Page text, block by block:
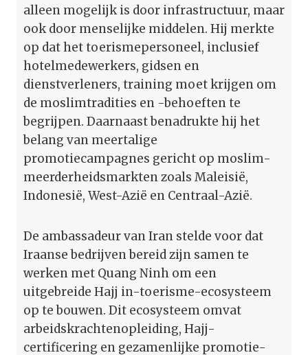
alleen mogelijk is door infrastructuur, maar
ook door menselijke middelen. Hij merkte
op dat het toerismepersoneel, inclusief
hotelmedewerkers, gidsen en
dienstverleners, training moet krijgen om
de moslimtradities en -behoeften te
begrijpen. Daarnaast benadrukte hij het
belang van meertalige
promotiecampagnes gericht op moslim-
meerderheidsmarkten zoals Maleisië,
Indonesië, West-Azië en Centraal-Azië.
De ambassadeur van Iran stelde voor dat
Iraanse bedrijven bereid zijn samen te
werken met Quang Ninh om een
uitgebreide Hajj in-toerisme-ecosysteem
op te bouwen. Dit ecosysteem omvat
arbeidskrachtenopleiding, Hajj-
certificering en gezamenlijke promotie-